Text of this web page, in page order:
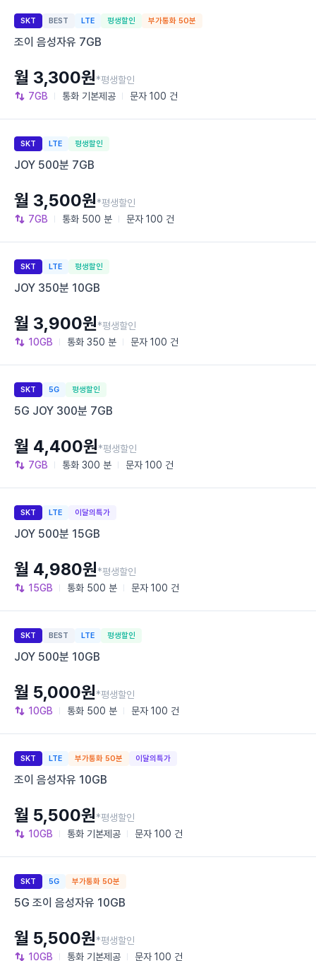
SKT BEST LTE 평생할인 부가통화 50분
조이 음성자유 7GB
7GB 통화 기본제공 문자 100 건
월 3,300원*평생할인
SKT LTE 평생할인
JOY 500분 7GB
7GB 통화 500 분 문자 100 건
월 3,500원*평생할인
SKT LTE 평생할인
JOY 350분 10GB
10GB 통화 350 분 문자 100 건
월 3,900원*평생할인
SKT 5G 평생할인
5G JOY 300분 7GB
7GB 통화 300 분 문자 100 건
월 4,400원*평생할인
SKT LTE 이달의특가
JOY 500분 15GB
15GB 통화 500 분 문자 100 건
월 4,980원*평생할인
SKT BEST LTE 평생할인
JOY 500분 10GB
10GB 통화 500 분 문자 100 건
월 5,000원*평생할인
SKT LTE 부가통화 50분 이달의특가
조이 음성자유 10GB
10GB 통화 기본제공 문자 100 건
월 5,500원*평생할인
SKT 5G 부가통화 50분
5G 조이 음성자유 10GB
10GB 통화 기본제공 문자 100 건
월 5,500원*평생할인